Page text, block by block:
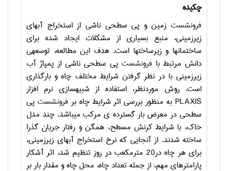
چکیده
فرونشست زمین و پی سطحی ناشی از استخراج آبهای
زیرزمینی، منبع بسیاری از مشکلات ایجاد شده برای
ساختمانها و زیرساختها است. هدف این مطالعه، توسعه­ی
دانش مرتبط با فرونشست پی سطحی ناشی از پمپاژ آب
زیرزمینی با در نظر گرفتن شرایط مختلف چاه و بارگذاری
است. روش موردنظر، استفاده از شبیه­سازی نرم ­افزار
PLAXIS به منظور بررسی اثر شرایط چاه بر فرونشست پی
سطحی در معرض بار گسترده ­ی مرکب می­باشد. چند مدل
خاک، با شرایط کرنش مسطح، همگن و رفتار جریان گذرا
ساخته شدند. از آنجایی که نرخ استخراج آبهای زیرزمینی،
برای هر چاه در­20 مترمکعب در روز تنظیم شد، اثر آشکار
پارامترهای مهم، از جمله تعداد چاه، محل چاه و مقدار بار بر